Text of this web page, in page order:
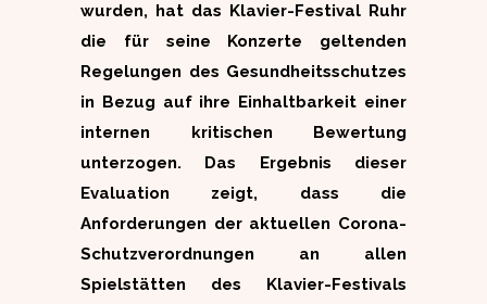
wurden, hat das Klavier-Festival Ruhr
die für seine Konzerte geltenden
Regelungen des Gesundheitsschutzes
in Bezug auf ihre Einhaltbarkeit einer
internen kritischen Bewertung
unterzogen. Das Ergebnis dieser
Evaluation zeigt, dass die
Anforderungen der aktuellen Corona-
Schutzverordnungen an allen
Spielstätten des Klavier-Festivals